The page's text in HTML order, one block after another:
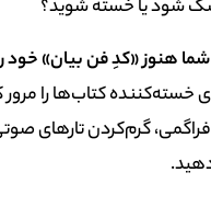
شود یا خسته شوید؟
شما هنوز «کدِ فن بیان» خود
تئوری‌های خسته‌کننده کتاب‌ها
گرم‌کردن تارهای